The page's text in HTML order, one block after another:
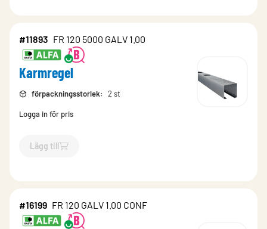
#11893 FR 120 5000 GALV 1.00
Karmregel
förpackningsstorlek: 2 st
Logga in för pris
Lägg till
`$Lägg till
#16199 FR 120 GALV 1.00 CONF